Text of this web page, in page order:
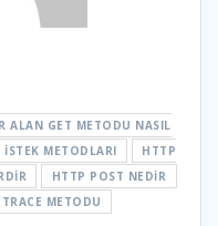
ALAN GET METODU NASIL
ISTEK METODLARI
HTTP
HTTP POST NEDIR
TRACE METODU